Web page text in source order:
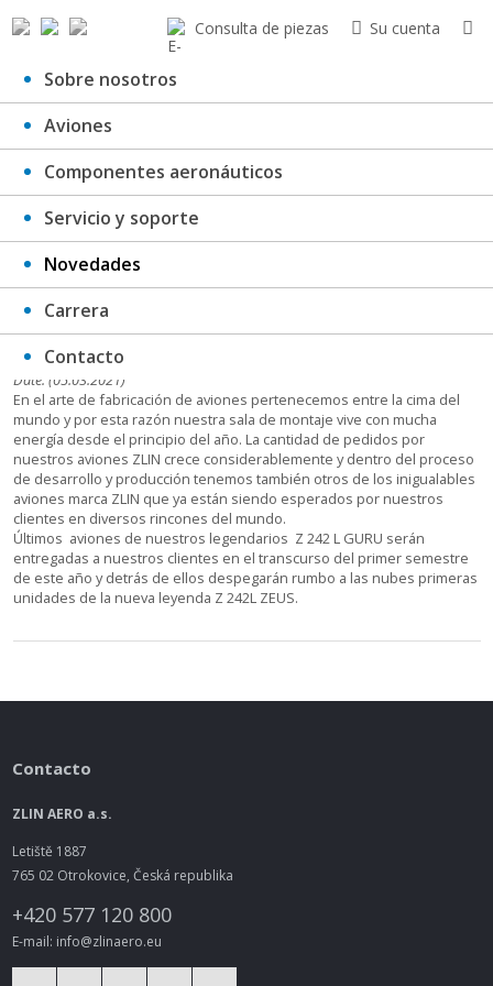
Consulta de piezas Su cuenta
Sobre nosotros
Aviones
Componentes aeronáuticos
Servicio y soporte
Novedades
Carrera
Contacto
Único ZLIN
Date: (05.03.2021)
En el arte de fabricación de aviones pertenecemos entre la cima del
mundo y por esta razón nuestra sala de montaje vive con mucha
energía desde el principio del año. La cantidad de pedidos por
nuestros aviones ZLIN crece considerablemente y dentro del proceso
de desarrollo y producción tenemos también otros de los inigualables
aviones marca ZLIN que ya están siendo esperados por nuestros
clientes en diversos rincones del mundo.
Últimos aviones de nuestros legendarios Z 242 L GURU serán
entregadas a nuestros clientes en el transcurso del primer semestre
de este año y detrás de ellos despegarán rumbo a las nubes primeras
unidades de la nueva leyenda Z 242L ZEUS.
Contacto
ZLIN AERO a.s.
Letiště 1887
765 02 Otrokovice, Česká republika
+420 577 120 800
E-mail: info@zlinaero.eu